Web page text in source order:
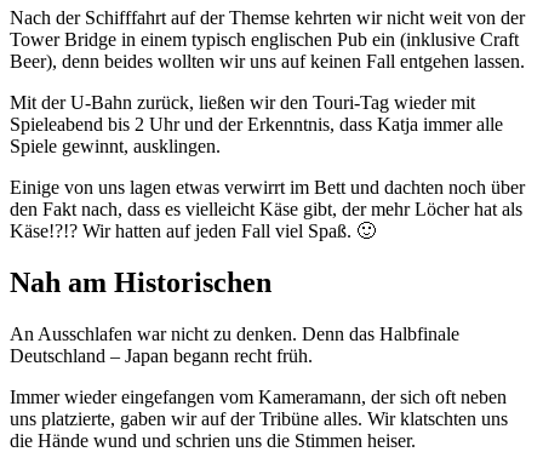
Nach der Schifffahrt auf der Themse kehrten wir nicht weit von der
Tower Bridge in einem typisch englischen Pub ein (inklusive Craft
Beer), denn beides wollten wir uns auf keinen Fall entgehen lassen.
Mit der U-Bahn zurück, ließen wir den Touri-Tag wieder mit
Spieleabend bis 2 Uhr und der Erkenntnis, dass Katja immer alle
Spiele gewinnt, ausklingen.
Einige von uns lagen etwas verwirrt im Bett und dachten noch über
den Fakt nach, dass es vielleicht Käse gibt, der mehr Löcher hat als
Käse!?!? Wir hatten auf jeden Fall viel Spaß. 🙂
Nah am Historischen
An Ausschlafen war nicht zu denken. Denn das Halbfinale
Deutschland – Japan begann recht früh.
Immer wieder eingefangen vom Kameramann, der sich oft neben
uns platzierte, gaben wir auf der Tribüne alles. Wir klatschten uns
die Hände wund und schrien uns die Stimmen heiser.